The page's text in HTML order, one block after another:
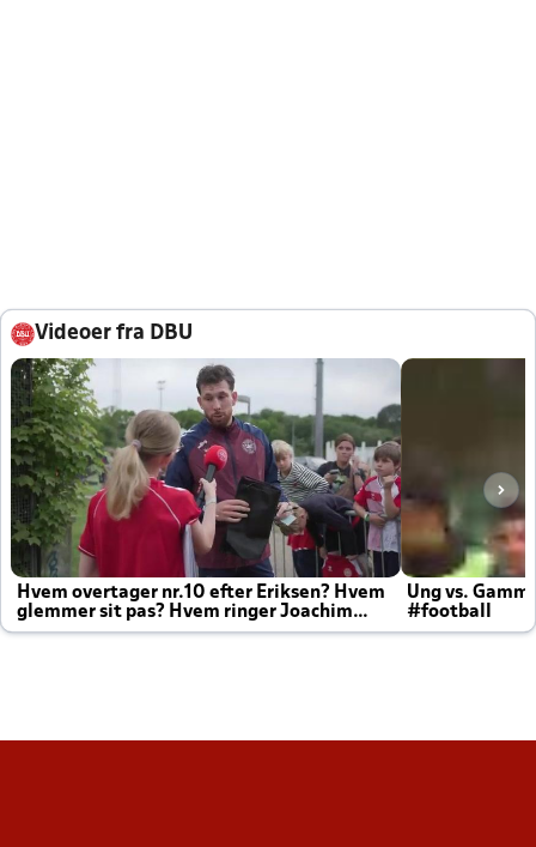
Videoer fra DBU
Hvem overtager nr.10 efter Eriksen? Hvem
glemmer sit pas? Hvem ringer Joachim
altid til efter kampe?
Ung vs.
#football